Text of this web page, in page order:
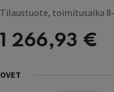
Tilaustuote, toimitusaika
1 266,93 €
OVET